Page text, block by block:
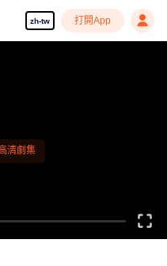
zh-tw 打開App